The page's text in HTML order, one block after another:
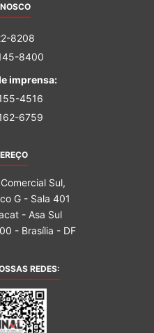
8208
8400
imprensa:
4516
6759
Sul,
G - Sala 401
- Asa Sul
- Brasília - DF
REDES: